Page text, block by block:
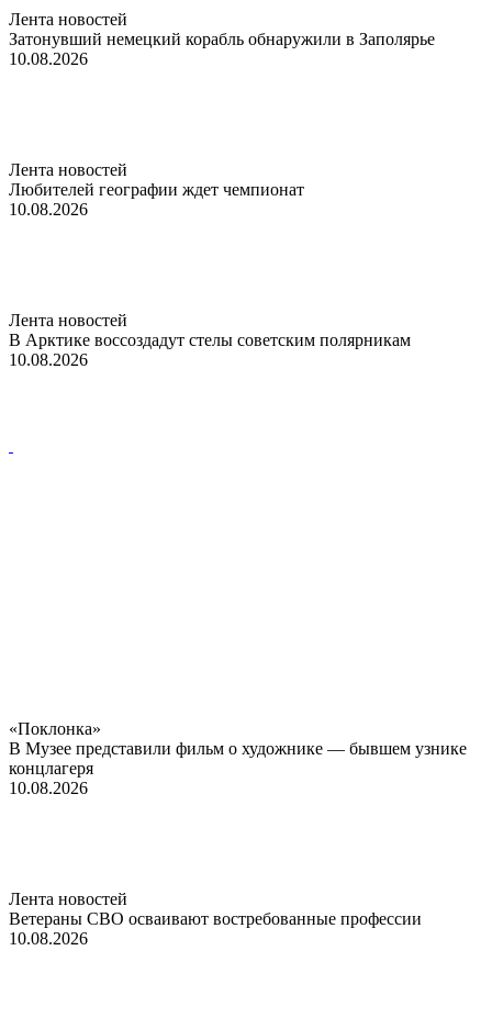
Лента новостей
Затонувший немецкий корабль обнаружили в Заполярье
10.08.2026
Лента новостей
Любителей географии ждет чемпионат
10.08.2026
Лента новостей
В Арктике воссоздадут стелы советским полярникам
10.08.2026
«Поклонка»
В Музее представили фильм о художнике — бывшем узнике
концлагеря
10.08.2026
Лента новостей
Ветераны СВО осваивают востребованные профессии
10.08.2026